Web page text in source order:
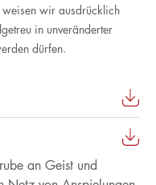
weisen wir ausdrücklich
in unveränderter
dürfen.
an Geist und